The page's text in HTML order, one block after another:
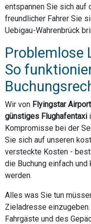
entspannen Sie sich auf
freundlicher Fahrer Sie
Uebigau-Wahrenbrück
Problemlose
So
Wir von Flyingstar
günstiges Flughafentaxi
Kompromisse bei der
Sie sich auf unseren
versteckte Kosten -
die Buchung einfach
werden.
Alles was Sie tun
Zieladresse
Fahrgäste und des